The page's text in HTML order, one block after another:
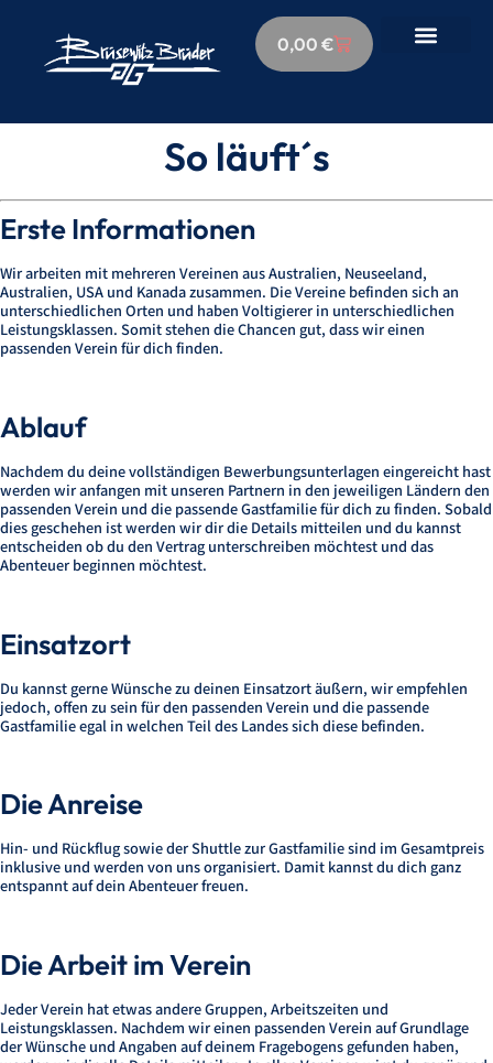
0,00 €
So läuft´s
Erste Informationen
Wir arbeiten mit mehreren Vereinen aus Australien, Neuseeland,
Australien, USA und Kanada zusammen. Die Vereine befinden sich an
unterschiedlichen Orten und haben Voltigierer in unterschiedlichen
Leistungsklassen. Somit stehen die Chancen gut, dass wir einen
passenden Verein für dich finden.
Ablauf
Nachdem du deine vollständigen Bewerbungsunterlagen eingereicht hast
werden wir anfangen mit unseren Partnern in den jeweiligen Ländern den
passenden Verein und die passende Gastfamilie für dich zu finden. Sobald
dies geschehen ist werden wir dir die Details mitteilen und du kannst
entscheiden ob du den Vertrag unterschreiben möchtest und das
Abenteuer beginnen möchtest.
Einsatzort
Du kannst gerne Wünsche zu deinen Einsatzort äußern, wir empfehlen
jedoch, offen zu sein für den passenden Verein und die passende
Gastfamilie egal in welchen Teil des Landes sich diese befinden.
Die Anreise
Hin- und Rückflug sowie der Shuttle zur Gastfamilie sind im Gesamtpreis
inklusive und werden von uns organisiert. Damit kannst du dich ganz
entspannt auf dein Abenteuer freuen.
Die Arbeit im Verein
Jeder Verein hat etwas andere Gruppen, Arbeitszeiten und
Leistungsklassen. Nachdem wir einen passenden Verein auf Grundlage
der Wünsche und Angaben auf deinem Fragebogens gefunden haben,